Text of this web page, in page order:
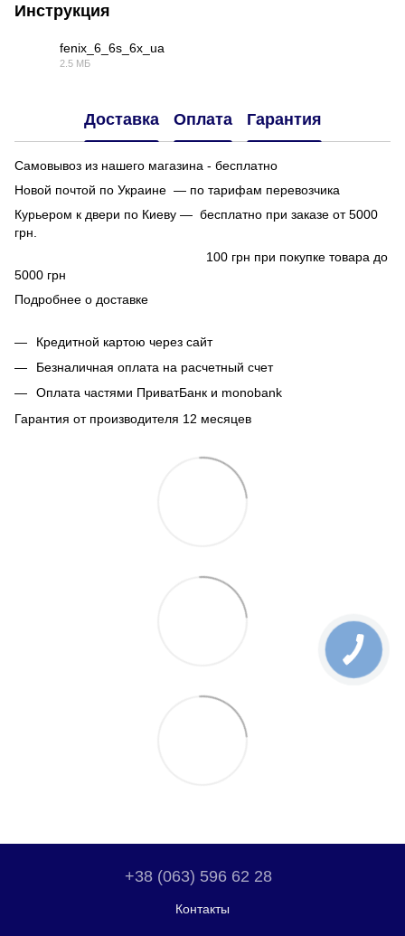
Инструкция
fenix_6_6s_6x_ua
2.5 МБ
Доставка Оплата Гарантия
Самовывоз из нашего магазина - бесплатно
Новой почтой по Украине — по тарифам перевозчика
Курьером к двери по Киеву — бесплатно при заказе от 5000
грн.
100 грн при покупке товара до
5000 грн
Подробнее о доставке
Кредитной картою через сайт
Безналичная оплата на расчетный счет
Оплата частями ПриватБанк и monobank
Гарантия от производителя 12 месяцев
+38 (063) 596 62 28
Контакты